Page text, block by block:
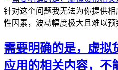
针对这个问题我无法为你提供
性因素，波动幅度极大且难以
需要明确的是，虚拟
应用的相关内容，不